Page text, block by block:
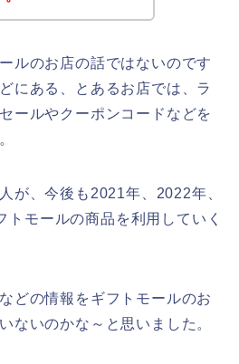
ルのお店の話ではないのです
にある、とあるお店では、ラ
ールやクーポンコードなどを
が、今後も2021年、2022年、
モールの商品を利用していく
どの情報をギフトモールのお
ないのかな～と思いました。